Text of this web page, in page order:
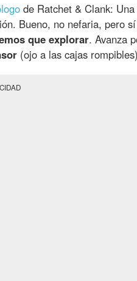
de Ratchet & Clank:
Bueno, no nefaria, pero
que explorar. Avanza
(ojo a las cajas